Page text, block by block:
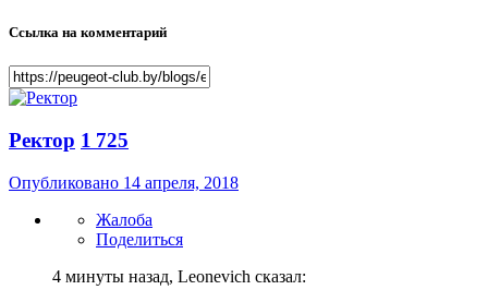
Ссылка на комментарий
Ректор 1 725
Опубликовано 14 апреля, 2018
Жалоба
Поделиться
4 минуты назад, Leonevich сказал: